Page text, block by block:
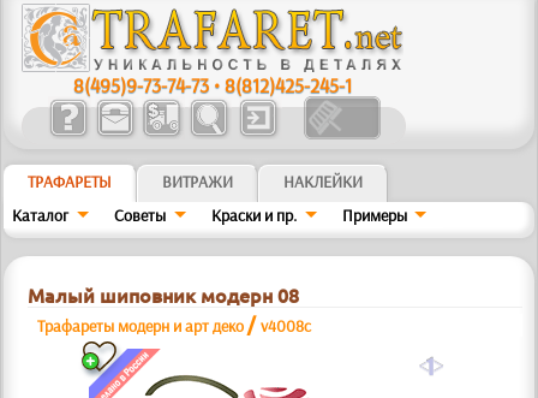
8(495)9-73-74-73 •8(812)425-245-1
ТРАФАРЕТЫ ВИТРАЖИ
НАКЛЕЙКИ
Каталог
Советы Краски и пр. Примеры
Малый шиповник модерн 08
Трафареты модерн и арт деко /v4008c
a